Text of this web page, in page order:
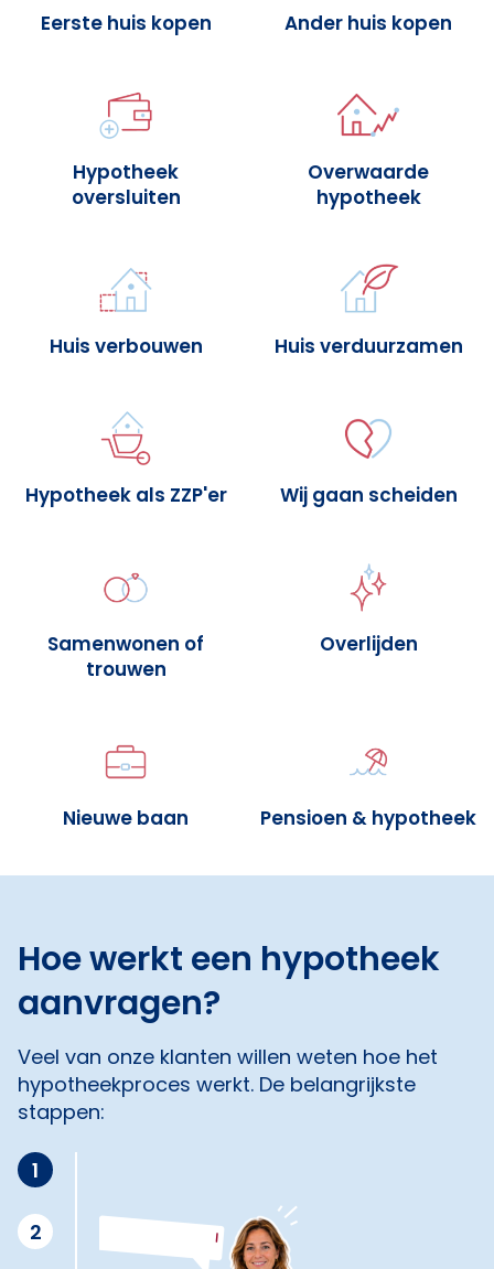
Eerste huis kopen Ander huis kopen
Hypotheek
oversluiten
Overwaarde
hypotheek
Huis verbouwen Huis verduurzamen
Hypotheek als ZZP'er Wij gaan scheiden
Samenwonen of
trouwen
Overlijden
Nieuwe baan Pensioen & hypotheek
Hoe werkt een hypotheek
aanvragen?
Veel van onze klanten willen weten hoe het
hypotheekproces werkt. De belangrijkste
stappen:
1
2